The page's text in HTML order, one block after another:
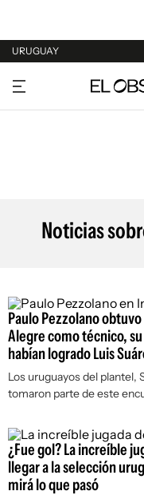
URUGUAY
URUGUAY
ARGENTINA
Noticias
Paulo Pezzolano
Alegre como técnico,
habían logrado Luis
Los uruguayos del plantel,
tomaron parte de este
¿Fue gol? La increíble
llegar a la selección
mirá lo que pasó